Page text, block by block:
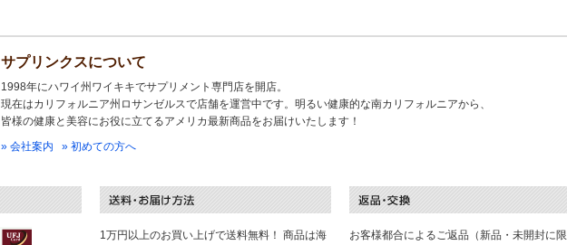
サプリンクスについて
1998年にハワイ州ワイキキでサプリメント専門店を開店。
現在はカリフォルニア州ロサンゼルスで店舗を運営中です。明るい健康的な南カリフォルニアから、
皆様の健康と美容にお役に立てるアメリカ最新商品をお届けいたします！
» 会社案内
» 初めての方へ
1万円以上のお買い上げで送料無料！ 商品は海
お客様都合によるご返品（新品・未開封に限